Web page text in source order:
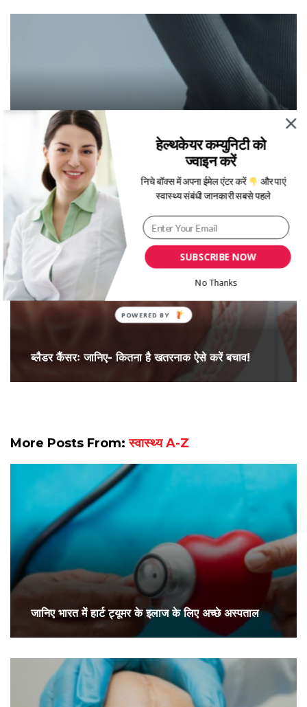
मूत्राशय कैंसर की सर्जरी क्या है और इसे कब किया जाता है
जाने इसके लिए हॉस्पिटल
ब्लैडर कैंसरः जानिए- कितना है खतरनाक ऐसे करें बचाव!
More Posts From:स्वास्थ्य A-Z
जानिए भारत में हार्ट ट्यूमर के इलाज के लिए अच्छे अस्पताल
SUBSCRIBE NOW
हेल्थकेयर कम्युनिटी को
ज्वाइन करें
निचे बॉक्स में अपना ईमेल एंटर करें
और पाएं
स्वास्थ्य संबंधी जानकारी सबसे पहले
No Thanks